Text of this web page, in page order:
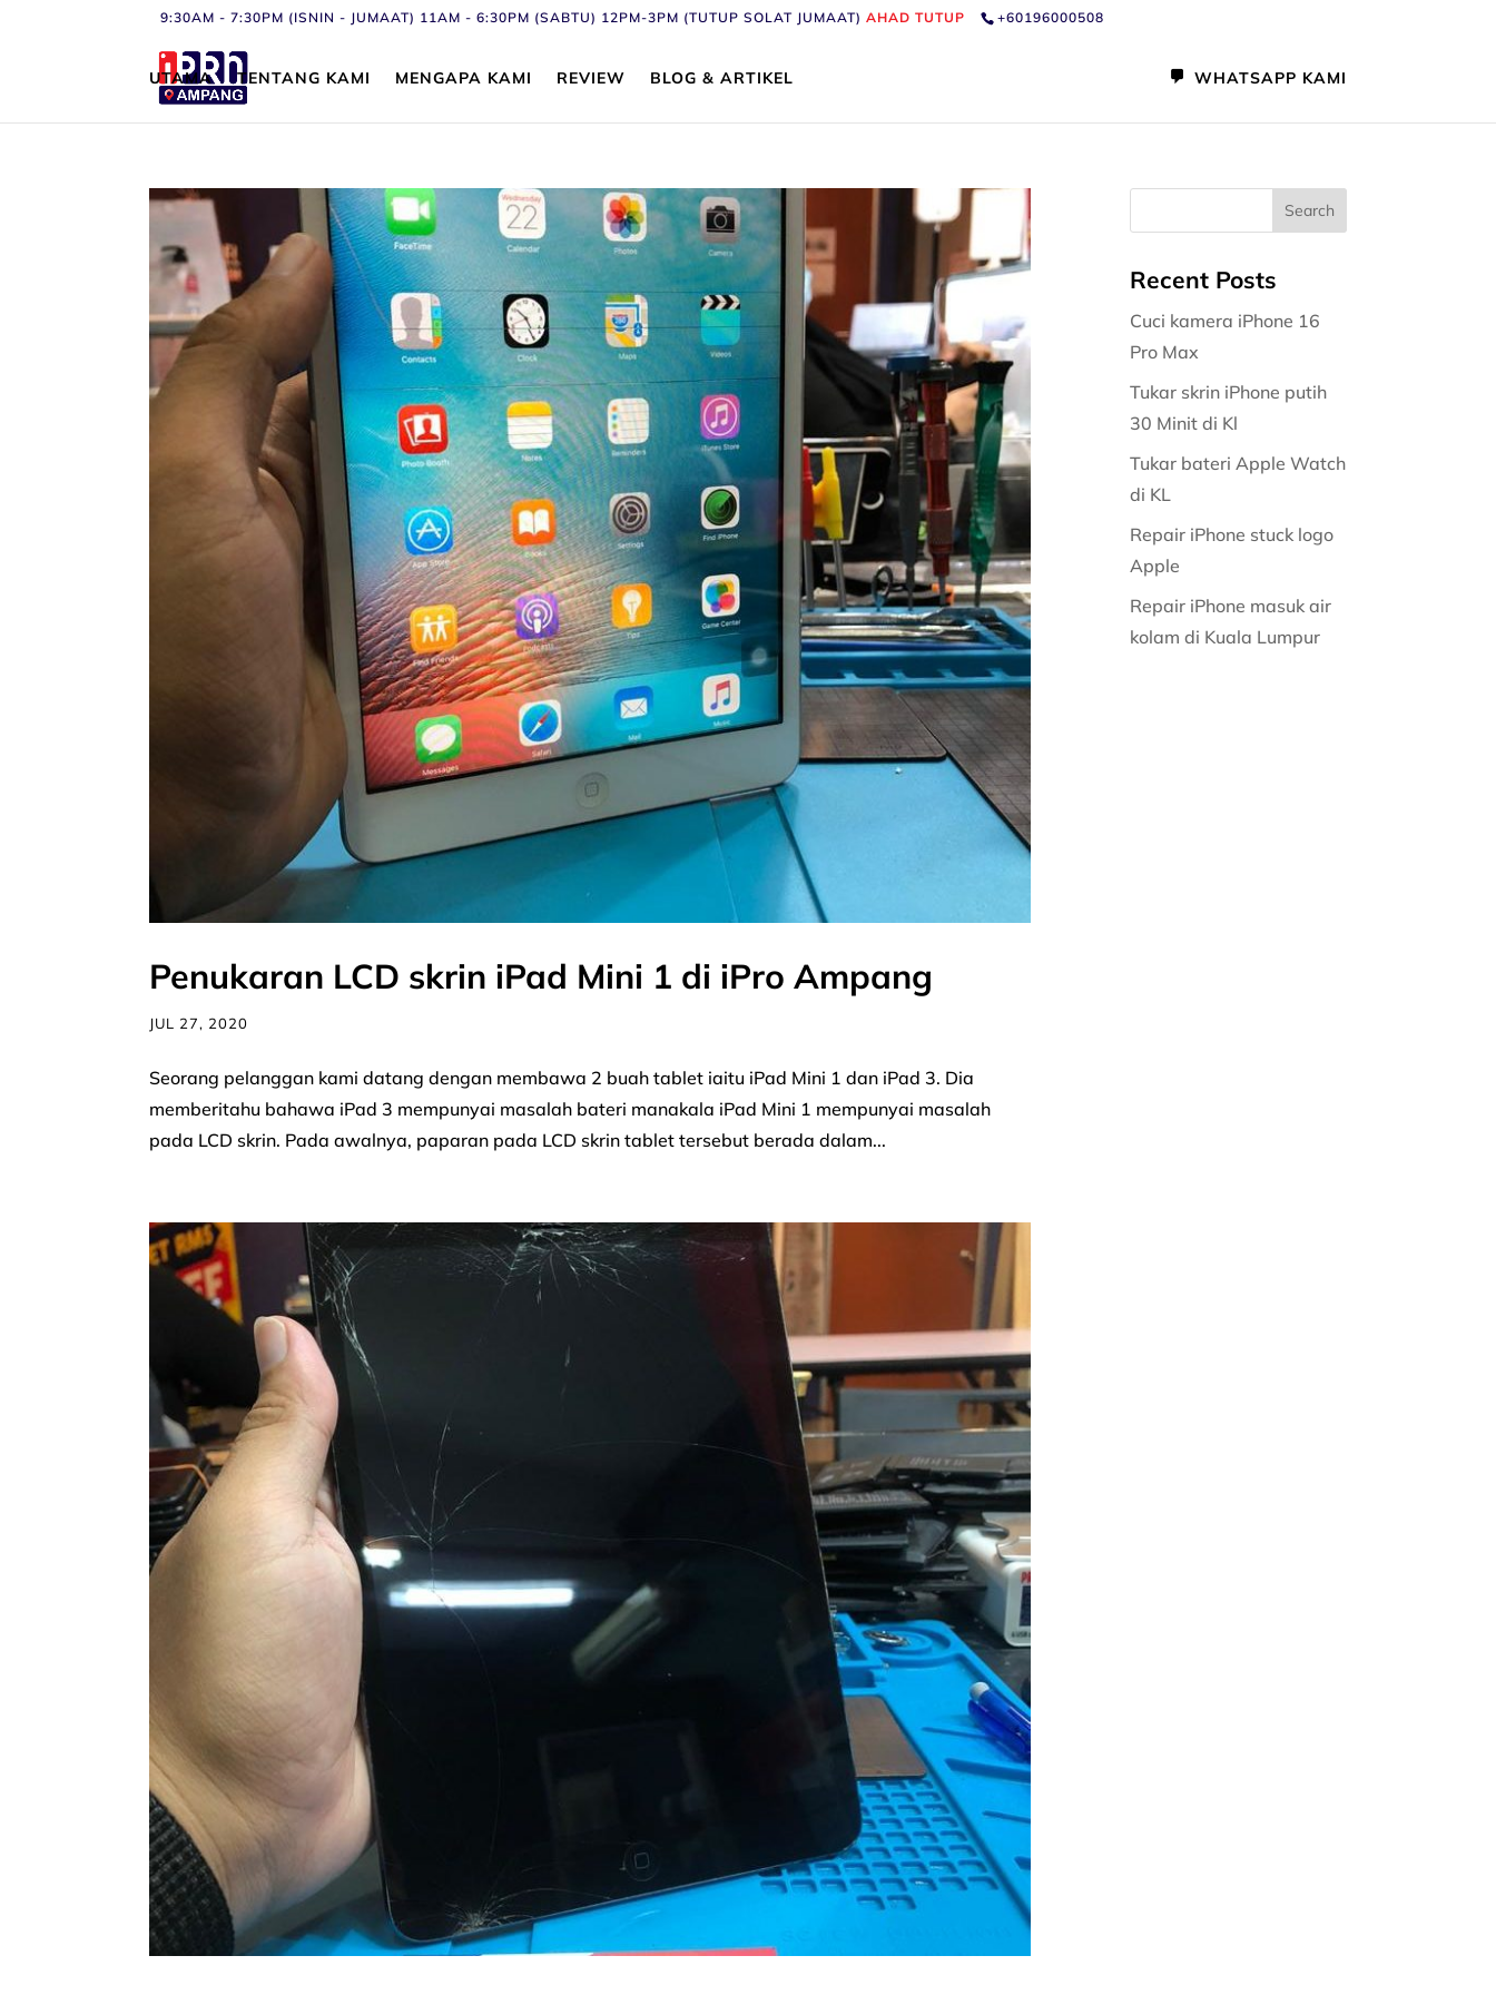
9:30AM - 7:30PM (ISNIN - JUMAAT) 11AM - 6:30PM (SABTU) 12PM-3PM (TUTUP SOLAT JUMAAT)AHAD TUTUP +60196000508
UTAMA TENTANG KAMI MENGAPA KAMI REVIEW BLOG & ARTIKEL WHATSAPP KAMI
Penukaran LCD skrin iPad Mini 1 di iPro Ampang
JUL 27, 2020
Seorang pelanggan kami datang dengan membawa 2 buah tablet iaitu iPad Mini 1 dan iPad 3. Dia
memberitahu bahawa iPad 3 mempunyai masalah bateri manakala iPad Mini 1 mempunyai masalah
pada LCD skrin. Pada awalnya, paparan pada LCD skrin tablet tersebut berada dalam...
Recent Posts
Cuci kamera iPhone 16
Pro Max
Tukar skrin iPhone putih
30 Minit di Kl
Tukar bateri Apple Watch
di KL
Repair iPhone stuck logo
Apple
Repair iPhone masuk air
kolam di Kuala Lumpur